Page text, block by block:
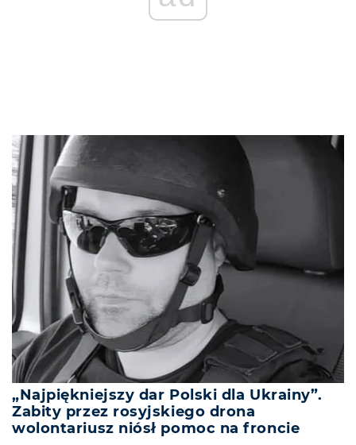
„Najpiękniejszy dar Polski dla Ukrainy”.
Zabity przez rosyjskiego drona
wolontariusz niósł pomoc na froncie